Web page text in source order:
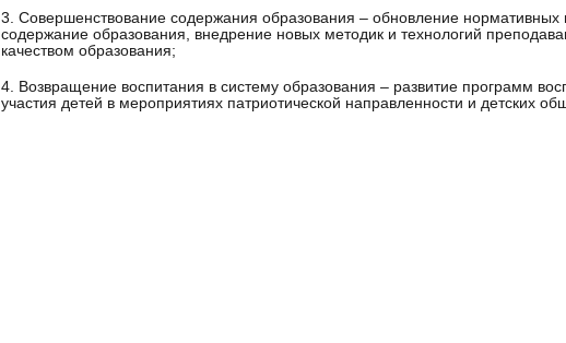
3. Совершенствование содержания образования – обновление
содержание образования, внедрение новых методик и технологий
качеством образования;
4. Возвращение воспитания в систему образования – развитие программ
участия детей в мероприятиях патриотической направленности и детских